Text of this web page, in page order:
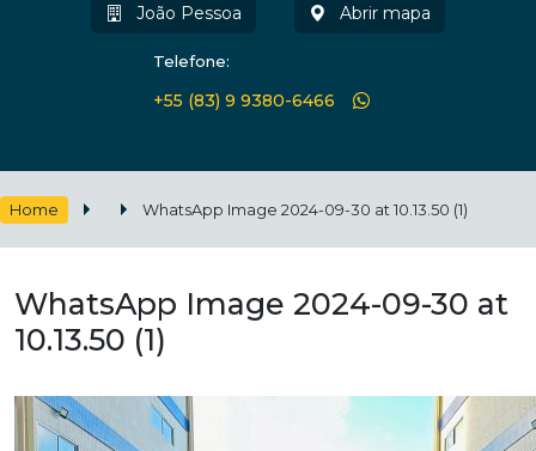
João Pessoa Abrir mapa
Telefone:
+55 (83) 9 9380-6466
Home WhatsApp Image 2024-09-30 at 10.13.50 (1)
WhatsApp Image 2024-09-30 at
10.13.50 (1)